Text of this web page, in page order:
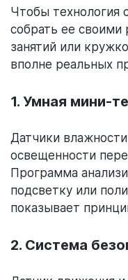
Чтобы технология
собрать ее своими
занятий или
вполне реальных
1. Умная мини-
Датчики
освещенности
Программа
подсветку или
показывает
2. Система